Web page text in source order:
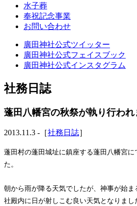
水子葬
奉祝記念事業
お問い合わせ
廣田神社公式ツイッター
廣田神社公式フェイスブック
廣田神社公式インスタグラム
社務日誌
蓬田八幡宮の秋祭が執り行われ
2013.11.3 -［社務日誌］
蓬田村の蓬田城址に鎮座する蓬田八幡宮に
た。
朝から雨が降る天気でしたが、神事が始
社殿内に日が射しこむ良い天気となりまし